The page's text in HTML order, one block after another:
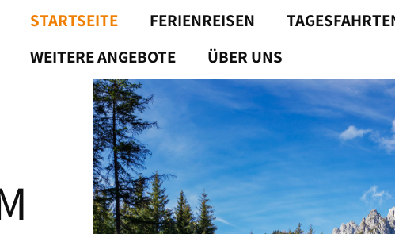
STARTSEITE FERIENREISEN
WEITERE ANGEBOTE
ÜBER UNS